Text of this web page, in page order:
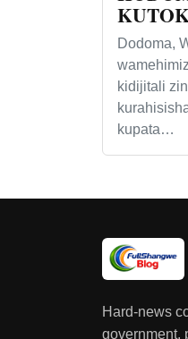
Dodoma,
kidijitali
kupata…
Hard-news
government,